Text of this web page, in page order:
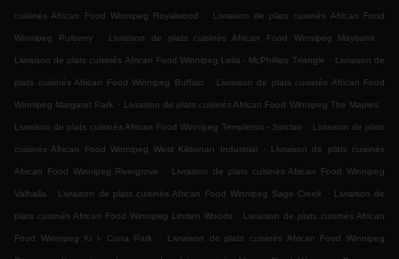
cuisinés African Food Winnipeg Royalwood . Livraison de plats cuisinés African Food
Winnipeg Pulberry . Livraison de plats cuisinés African Food Winnipeg Maybank .
Livraison de plats cuisinés African Food Winnipeg Leila - McPhillips Triangle . Livraison de
plats cuisinés African Food Winnipeg Buffalo . Livraison de plats cuisinés African Food
Winnipeg Margaret Park . Livraison de plats cuisinés African Food Winnipeg The Maples .
Livraison de plats cuisinés African Food Winnipeg Templeton - Sinclair . Livraison de plats
cuisinés African Food Winnipeg West Kildonan Industrial . Livraison de plats cuisinés
African Food Winnipeg Rivergrove . Livraison de plats cuisinés African Food Winnipeg
Valhalla . Livraison de plats cuisinés African Food Winnipeg Sage Creek . Livraison de
plats cuisinés African Food Winnipeg Linden Woods . Livraison de plats cuisinés African
Food Winnipeg Ki l- Cona Park . Livraison de plats cuisinés African Food Winnipeg